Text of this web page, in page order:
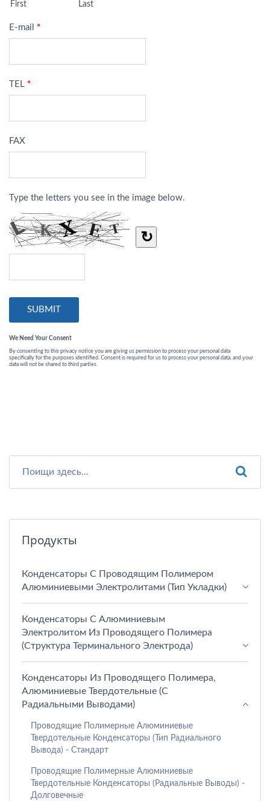
Продукты
Конденсаторы С Проводящим Полимером
Алюминиевыми Электролитами (тип Укладки)
Конденсаторы С Алюминиевым
Электролитом Из Проводящего Полимера
(структура Терминального Электрода)
Конденсаторы Из Проводящего Полимера,
Алюминиевые Твердотельные (с
Радиальными Выводами)
Проводящие Полимерные Алюминиевые
Твердотельные Конденсаторы (тип Радиального
Вывода) - Стандарт
Проводящие Полимерные Алюминиевые
Твердотельные Конденсаторы (радиальные Выводы) -
Долговечные